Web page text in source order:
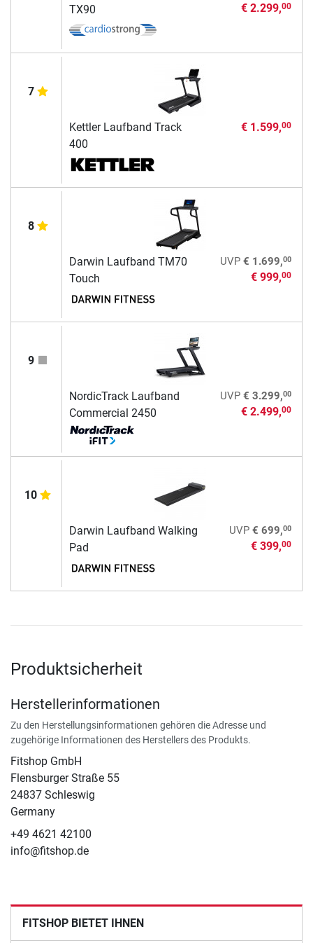
TX90
€ 2.299,00
7
Kettler Laufband Track
400
€ 1.599,00
8
Darwin Laufband TM70
Touch
UVP € 1.699,00
€ 999,00
9
NordicTrack Laufband
Commercial 2450
UVP € 3.299,00
€ 2.499,00
10
Darwin Laufband Walking
Pad
UVP € 699,00
€ 399,00
Produktsicherheit
Herstellerinformationen
Zu den Herstellungsinformationen gehören die Adresse und
zugehörige Informationen des Herstellers des Produkts.
Fitshop GmbH
Flensburger Straße 55
24837 Schleswig
Germany
+49 4621 42100
info@fitshop.de
FITSHOP BIETET IHNEN